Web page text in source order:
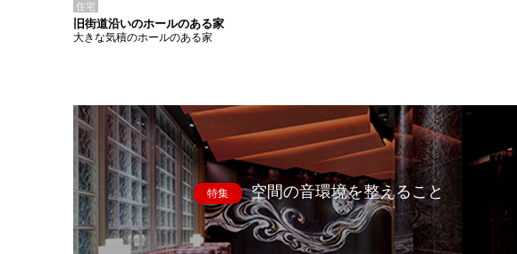
住宅
旧街道沿いのホールのある家
大きな気積のホールのある家
特集 空間の音環境を整えること